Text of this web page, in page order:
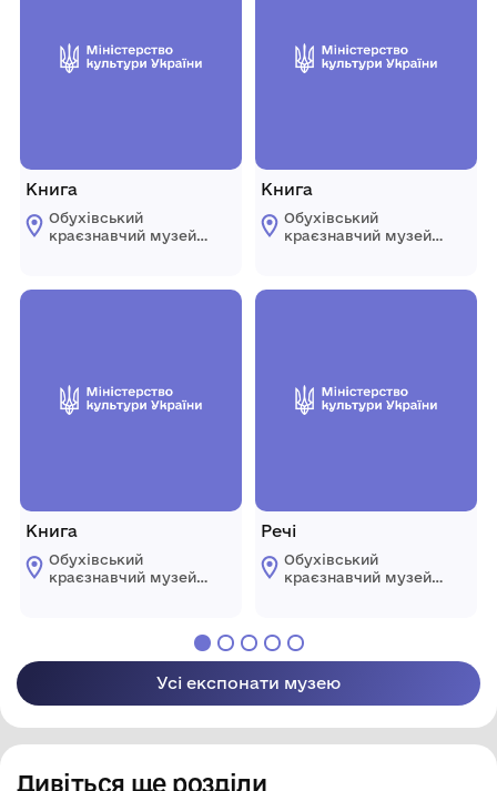
Книга
Обухівський
краєзнавчий музей
Обухівської міської
Книга
Обухівський
краєзнавчий музей
області
Книга
Обухівський
краєзнавчий музей
Обухівської міської
Речі
Обухівський
краєзнавчий музей
ради Київської
області
Усі експонати музею
Дивіться ще розділи